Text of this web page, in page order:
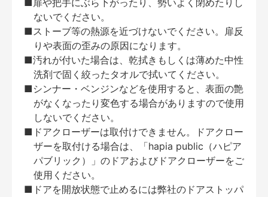
■扉や把手にぶら下がったり、勢いよく閉めたりし
ないでください。
■ストーブ等の熱源を近づけないでください。扉反
りや表面の歪みの原因になります。
■汚れが付いた場合は、乾拭きもしくは薄めた中性
洗剤で固く絞ったタオルで拭いてください。
■シンナー・ベンジンなどを使用すると、表面の艶
がなくなったり変色する場合がありますので使用
しないでください。
■ドアクローザーは取付けできません。ドアクロー
ザーを取付ける場合は、「hapia public（ハピア
パブリック）」のドアおよびドアクローザーをご
使用ください。
■ドアを開放状態で止めるには弊社のドアストッパ